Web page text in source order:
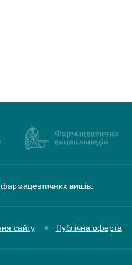
вишів.
сайту Публічна оферта